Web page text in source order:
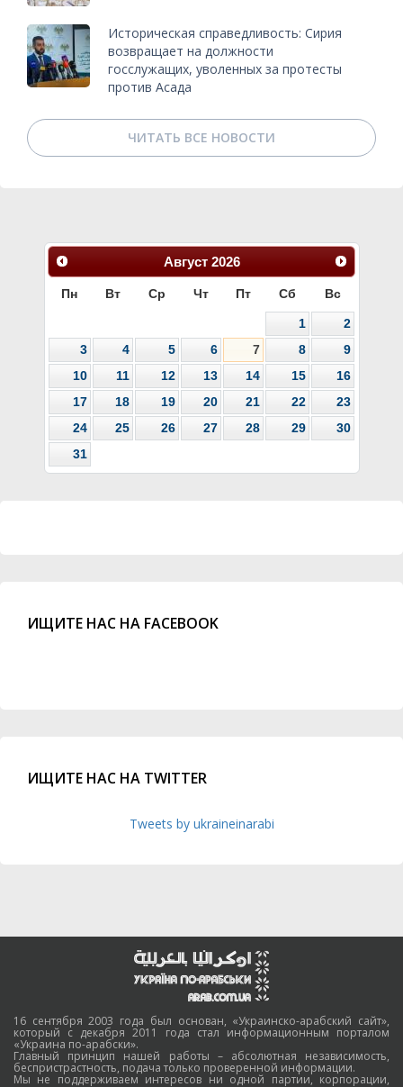
Историческая справедливость: Сирия
возвращает на должности
госслужащих, уволенных за протесты
против Асада
ЧИТАТЬ ВСЕ НОВОСТИ
Август 2026
Пн Вт Ср Чт Пт Сб Вс
1
2
3
4 5 6 7 8
9
10
11 12 13 14 15
16
17
18 19 20 21 22
23
24
25 26 27 28 29
30
31
ИЩИТЕ НАС НА FACEBOOK
ИЩИТЕ НАС НА TWITTER
Tweets by ukraineinarabi
16 сентября 2003 года был основан, «Украинско-арабский сайт»,
который с декабря 2011 года стал информационным порталом
«Украина по-арабски».
Главный принцип нашей работы – абсолютная независимость,
беспристрастность, подача только проверенной информации.
Мы не поддерживаем интересов ни одной партии, корпорации,